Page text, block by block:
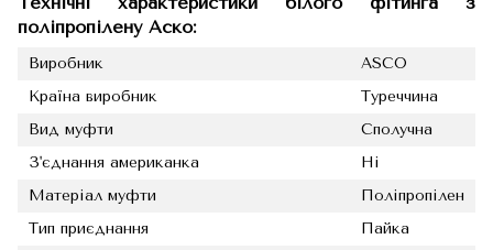
поліпропілену Аско:
Виробник
ASCO
Країна виробник
Туреччина
Вид муфти
Сполучна
З'єднання американка
Ні
Матеріал муфти
Поліпропілен
Тип приєднання
Пайка